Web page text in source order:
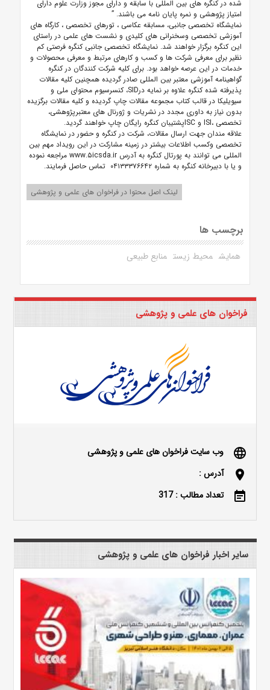
شده در کنگره های بین المللی با سابقه و دارای مجوز وزارت علوم دارای
امتیاز پژوهشی و نمره پایان نامه می باشند. ”
نمایشگاه تخصصی جانبی، مسابقه عکاسی ، تورهای تخصصی ، کارگاه های
آموزشی تخصصی وسخنرانی های کلیدی و نشست های علمی در راستای
این کنگره برگزار خواهند شد. نمایشگاه تخصصی جانبی کنگره فرصتی کم
نظیر برای معرفی شرکت ها و کسب و کارهای مرتبط و معرفی محصولات و
خدمات در این عرصه خواهد بود. برای کلیه شرکت کنندگان در کنگره
گواهینامه آموزشی معتبر بین المللی صادر گردیده همچنین کلیه مقالات
پذیرفته شده کنگره علاوه بر نمایه درSID، کنسرسیوم محتوای ملی و
سیویلیکا در قالب کتاب مجموعه مقالات چاپ گردیده و کلیه مقالات برگزیده
بدون نیاز به داوری مجدد در نشریات و ژورنال های معتبرپژوهشی،
تخصصی ،ISI و ISCپشتیبان کنگره رایگان چاپ خواهند گردید.
علاقه مندان جهت ارسال مقالات، شرکت در کنگره و حضور در نمایشگاه
تخصصی وکسب اطلاعات بیشتر در زمینه مشارکت در این رویداد مهم بین
المللی می توانند به پورتال کنگره به آدرس www.۵icsda.ir مراجعه نموده
و یا با دبیرخانه کنگره به شماره ۰۴۱۳۳۳۷۶۶۴۲ تماس حاصل فرمایند.
لینک اصل محتوا در فراخوان های علمی و پژوهشی
برچسب ها
همایش محیط زیست منابع طبیعی
فراخوان های علمی و پژوهشی
language وب سایت فراخوان های علمی و پژوهشی
location_on آدرس :
event_note تعداد مطالب : 317
سایر اخبار فراخوان های علمی و پژوهشی